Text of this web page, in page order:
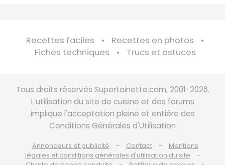
Recettes faciles
Recettes en photos
Fiches techniques
Trucs et astuces
Tous droits réservés Supertoinette.com, 2001-2026.
L'utilisation du site de cuisine et des forums
implique l'acceptation pleine et entière des
Conditions Générales d'Utilisation
Annonceurs et publicité Contact
Mentions
légales et conditions générales d'utilisation du site